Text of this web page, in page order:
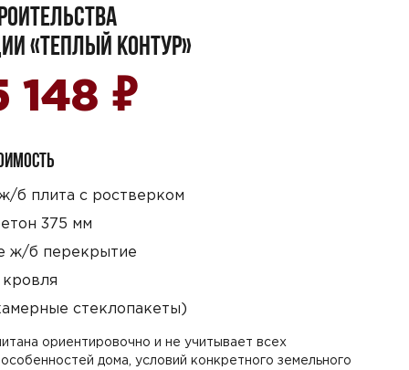
«ТЕПЛЫЙ КОНТУР»
148 ₽
б плита с ростверком
375 мм
ж/б перекрытие
стеклопакеты)
ориентировочно и не учитывает всех
дома, условий конкретного земельного